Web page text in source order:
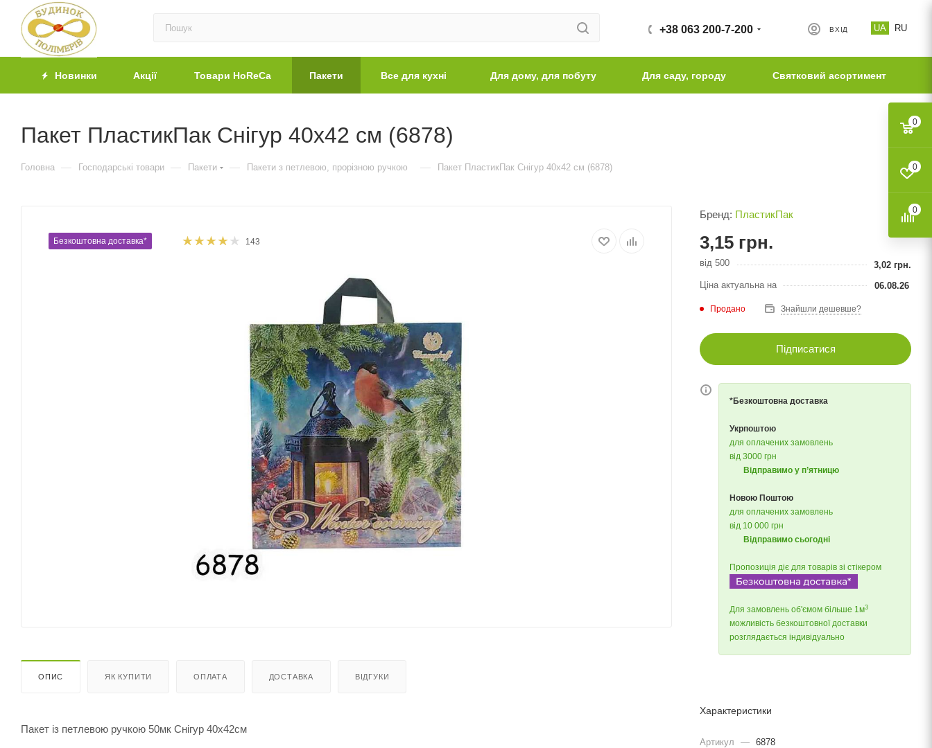
UA RU
ВХІД
+38 063 200-7-200
Новинки Акції Товари HoReCa Пакети Все для кухні Для дому, для побуту Для саду, городу Святковий асортимент
Пакет ПластикПак Снігур 40х42 см (6878)
Головна — Господарські товари — Пакети — Пакети з петлевою, прорізною ручкою — Пакет ПластикПак Снігур 40х42 см (6878)
Безкоштовна доставка* 143
ОПИС ЯК КУПИТИ ОПЛАТА ДОСТАВКА ВІДГУКИ
Пакет із петлевою ручкою 50мк Снігур 40х42см
Бренд: ПластикПак
3,15 грн.
від 500 3,02 грн.
Ціна актуальна на
06.08.26
Продано Знайшли дешевше?
Підписатися
*Безкоштовна доставка
Укрпоштою
для оплачених замовлень
від 3000 грн
Відправимо у п’ятницю
Новою Поштою
для оплачених замовлень
від 10 000 грн
Відправимо сьогодні
Пропозиція діє для товарів зі стікером
Для замовлень об'ємом більше 1м3
можливість безкоштовної доставки
розглядається індивідуально
Характеристики
Артикул — 6878
0
0
0